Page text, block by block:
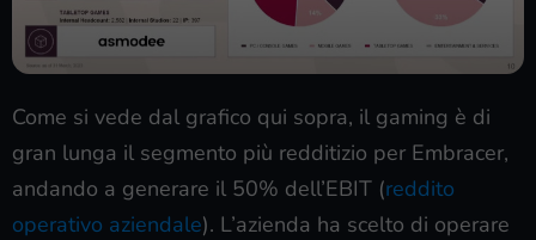
Come si vede dal grafico qui sopra, il gaming è di
gran lunga il segmento più redditizio per Embracer,
andando a generare il 50% dell’EBIT (reddito
operativo aziendale). L’azienda ha scelto di operare